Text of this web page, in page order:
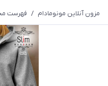
مزون آنلاین مونومادام / فهرست